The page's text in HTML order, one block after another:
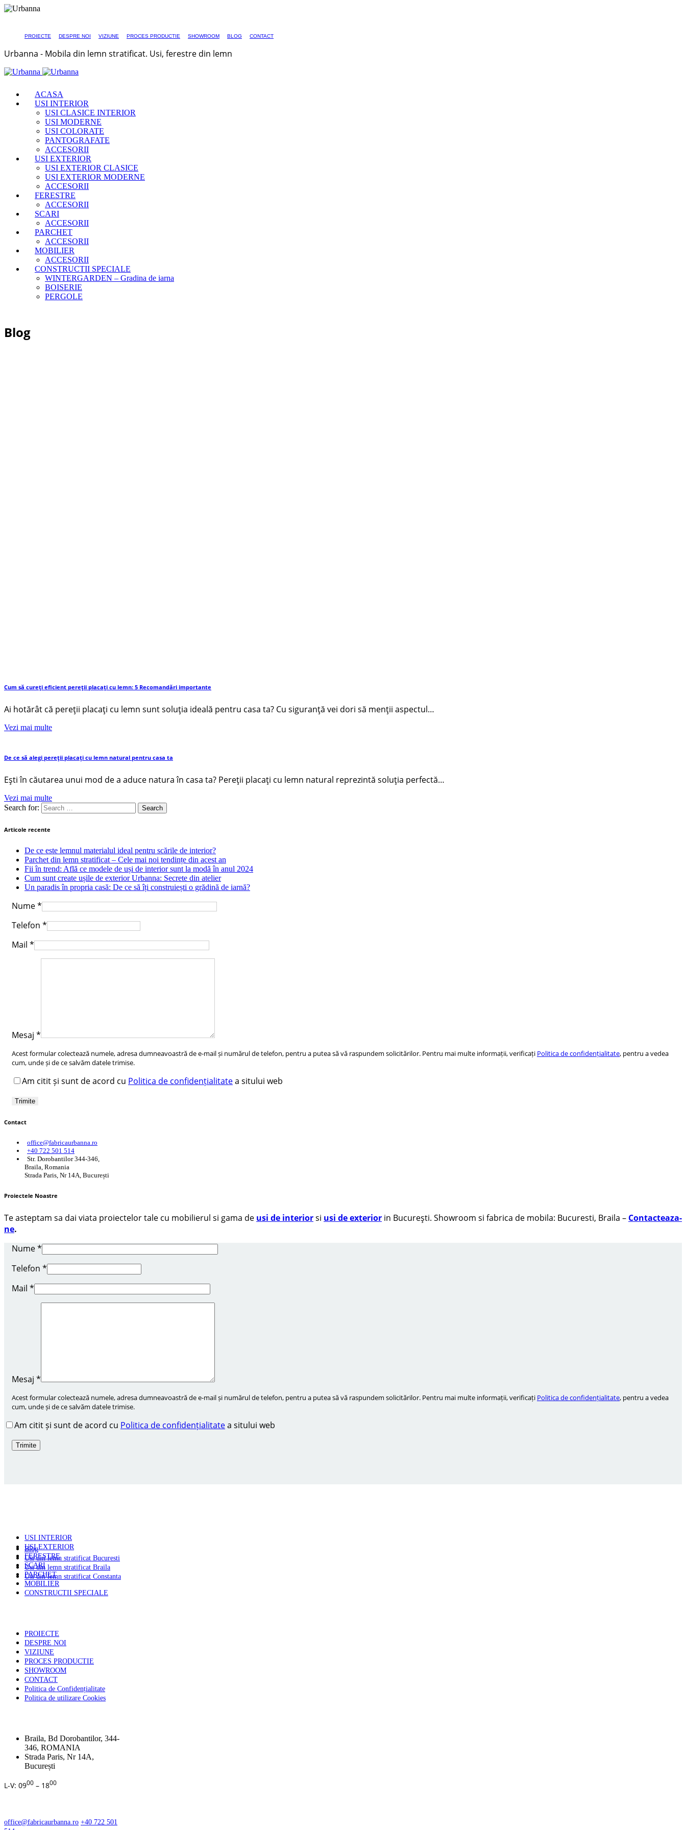
PROIECTE DESPRE NOI VIZIUNE PROCES PRODUCTIE SHOWROOM BLOG CONTACT
Urbanna - Mobila din lemn stratificat. Usi, ferestre din lemn
ACASA
USI INTERIOR
USI CLASICE INTERIOR
USI MODERNE
USI COLORATE
PANTOGRAFATE
ACCESORII
USI EXTERIOR
USI EXTERIOR CLASICE
USI EXTERIOR MODERNE
ACCESORII
FERESTRE
ACCESORII
SCARI
ACCESORII
PARCHET
ACCESORII
MOBILIER
ACCESORII
CONSTRUCTII SPECIALE
WINTERGARDEN – Gradina de iarna
BOISERIE
PERGOLE
Blog
Cum să cureți eficient pereții placați cu lemn: 5 Recomandări importante
Ai hotărât că pereții placați cu lemn sunt soluția ideală pentru casa ta? Cu siguranță vei dori să menții aspectul…
Vezi mai multe
De ce să alegi pereții placați cu lemn natural pentru casa ta
Ești în căutarea unui mod de a aduce natura în casa ta? Pereții placați cu lemn natural reprezintă soluția perfectă…
Vezi mai multe
Search for:
Articole recente
De ce este lemnul materialul ideal pentru scările de interior?
Parchet din lemn stratificat – Cele mai noi tendințe din acest an
Fii în trend: Află ce modele de uși de interior sunt la modă în anul 2024
Cum sunt create ușile de exterior Urbanna: Secrete din atelier
Un paradis în propria casă: De ce să îți construiești o grădină de iarnă?
Nume*
Telefon *
Mail *
Mesaj *
Acest formular colectează numele, adresa dumneavoastră de e-mail și numărul de telefon, pentru a putea să vă raspundem solicitărilor. Pentru mai multe informații, verificați Politica de confidențialitate, pentru a vedea
cum, unde și de ce salvăm datele trimise.
Am citit și sunt de acord cu Politica de confidențialitatea sitului web
Contact
office@fabricaurbanna.ro
+40 722 501 514
Str. Dorobantilor 344-346,
Braila, Romania
Strada Paris, Nr 14A, București
Proiectele Noastre
Te asteptam sa dai viata proiectelor tale cu mobilierul si gama de usi de interiorsi usi de exterior in București. Showroom si fabrica de mobila: Bucuresti, Braila – Contacteaza-
ne.
Nume*
Telefon *
Mail *
Mesaj *
Acest formular colectează numele, adresa dumneavoastră de e-mail și numărul de telefon, pentru a putea să vă raspundem solicitărilor. Pentru mai multe informații, verificați Politica de confidențialitate, pentru a vedea
cum, unde și de ce salvăm datele trimise.
Am citit și sunt de acord cu Politica de confidențialitatea sitului web
Blog
Usi din lemn stratificat Bucuresti
Usi din lemn stratificat Braila
Usi din lemn stratificat Constanta
USI INTERIOR
USI EXTERIOR
FERESTRE
SCARI
PARCHET
MOBILIER
CONSTRUCTII SPECIALE
PROIECTE
DESPRE NOI
VIZIUNE
PROCES PRODUCTIE
SHOWROOM
CONTACT
Politica de Confidențialitate
Politica de utilizare Cookies
Braila, Bd Dorobantilor, 344-
346, ROMANIA
Strada Paris, Nr 14A,
București
L-V: 0900 – 1800
office@fabricaurbanna.ro +40 722 501